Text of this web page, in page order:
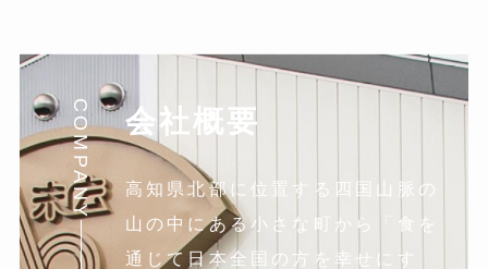
COMPANY 会社概要
高知県北部に位置する四国山脈の
山の中にある小さな町から「食を
通じて日本全国の方を幸せにす